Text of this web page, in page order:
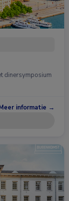
dinersymposium
informatie →